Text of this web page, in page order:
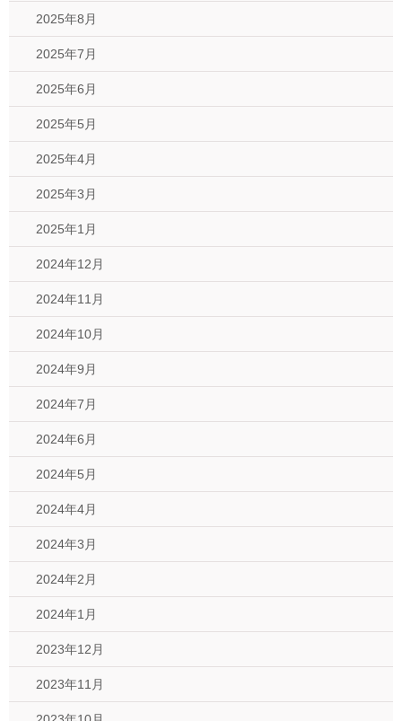
2025年8月
2025年7月
2025年6月
2025年5月
2025年4月
2025年3月
2025年1月
2024年12月
2024年11月
2024年10月
2024年9月
2024年7月
2024年6月
2024年5月
2024年4月
2024年3月
2024年2月
2024年1月
2023年12月
2023年11月